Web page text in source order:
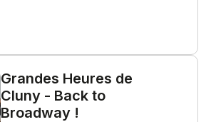
Grandes Heures de
Cluny - Back to
Broadway !